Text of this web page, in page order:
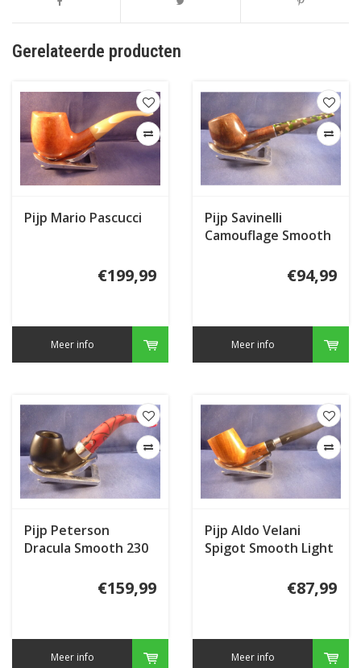
Gerelateerde producten
Pijp Mario Pascucci
€199,99
Meer info
Pijp Savinelli
Camouflage Smooth
€94,99
Meer info
Pijp Peterson
Dracula Smooth 230
€159,99
Meer info
Pijp Aldo Velani
Spigot Smooth Light
€87,99
Meer info